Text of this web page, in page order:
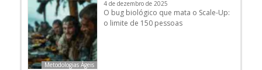
Metodologias Ágeis
4 de dezembro de 2025
O bug biológico que mata o Scale-Up:
o limite de 150 pessoas